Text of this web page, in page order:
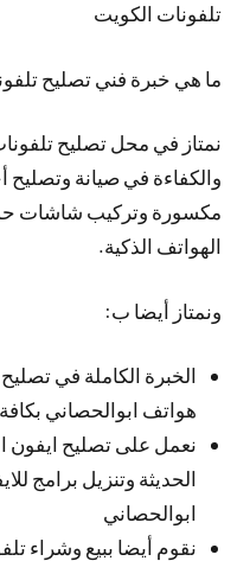
تلفونات الكويت
ما هي خبرة فني تصليح
نمتاز في محل تصليح
والكفاءة في صيانة وتصليح
مكسورة وتركيب شاشات
الهواتف الذكية.
ونمتاز أيضا ب:
الخبرة الكاملة في
هواتف ابوالحصاني بكافة
نعمل على تصليح ايفون
الحديثة وتنزيل برامج
ابوالحصاني
نقوم أيضا ببيع وشراء